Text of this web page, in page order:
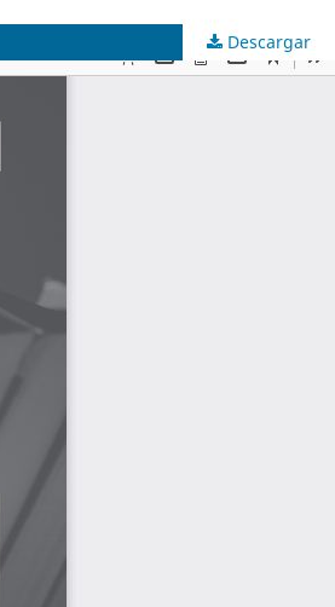
Descargar